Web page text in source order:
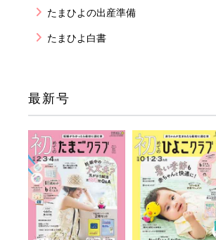
たまひよの出産準備
たまひよ白書
最新号